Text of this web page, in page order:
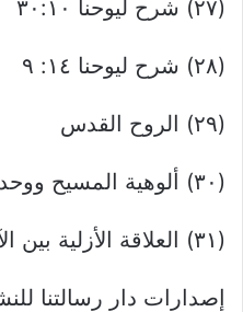
(۲۷) شرح ليوحنا ۳۰:۱۰
(٢٨) شرح ليوحنا ١٤: ٩
(۲۹) الروح القدس
(۳۰) ألوهية المسيح ووحدة اللاهوت
(۳۱) العلاقة الأزلية بين الآب والابن
إصدارات دار رسالتنا